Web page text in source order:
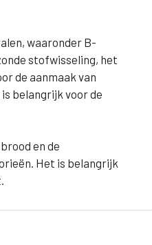
waaronder B-
stofwisseling, het
de aanmaak van
belangrijk voor de
en de
Het is belangrijk